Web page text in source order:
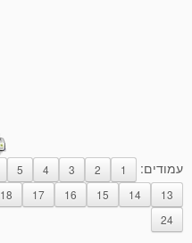
עמודים: 1
2
3
4
5
13
14
15
16
17
18
24